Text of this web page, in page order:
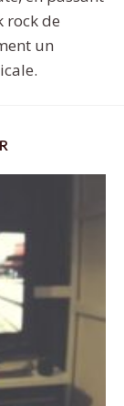
rock de
un